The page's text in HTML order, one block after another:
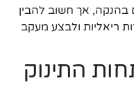
בהנקה, אך חשוב להבין
ריאליות ולבצע מעקב
התינוק